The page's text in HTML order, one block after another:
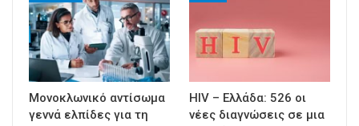
Μονοκλωνικό αντίσωμα
γεννά ελπίδες για τη
HIV – Ελλάδα: 526 οι
νέες διαγνώσεις σε μια